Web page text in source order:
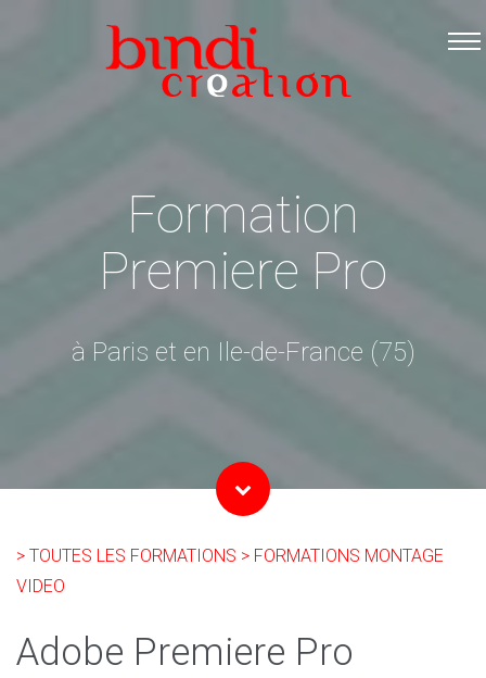
Accueil
Les formations
Infos pratiques
Contact
Formation
Premiere Pro
à Paris et en Ile-de-France (75)
> TOUTES LES FORMATIONS > FORMATIONS MONTAGE
VIDEO
Adobe Premiere Pro